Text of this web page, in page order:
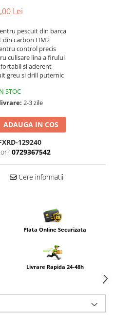
Lei
pescuit din barca
din carbon HM2
control precis
culisare lina a firului
si aderent
greu si drill puternic
STOC
2-3 zile
ADAUGA IN COS
129240
0729367542
Cere informatii
Plata Online Securizata
Livrare Rapida 24-48h